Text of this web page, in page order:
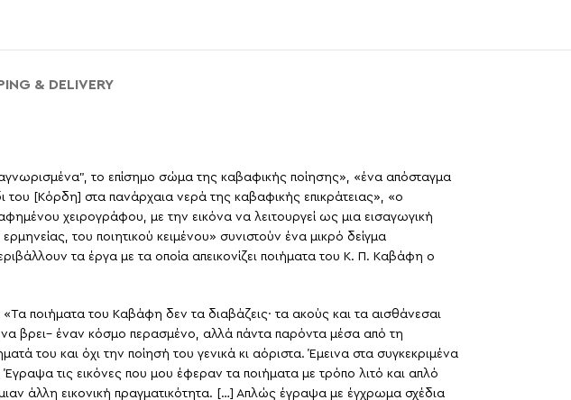
& DELIVERY
το επίσημο σώμα της καβαφικής ποίησης», «ένα απόσταγμα
του [Κόρδη] στα πανάρχαια νερά της καβαφικής επικράτειας», «ο
χειρογράφου, με την εικόνα να λειτουργεί ως μια εισαγωγική
του ποιητικού κειμένου» συνιστούν ένα μικρό δείγμα
τα έργα με τα οποία απεικονίζει ποιήματα του Κ. Π. Καβάφη ο
ποιήματα του Καβάφη δεν τα διαβάζεις· τα ακούς και τα αισθάνεσαι
βρει– έναν κόσμο περασμένο, αλλά πάντα παρόντα μέσα από τη
και όχι την ποίησή του γενικά κι αόριστα. Έμεινα στα συγκεκριμένα
τις εικόνες που μου έφεραν τα ποιήματα με τρόπο λιτό και απλό
άλλη εικονική πραγματικότητα. […] Απλώς έγραψα με έγχρωμα σχέδια